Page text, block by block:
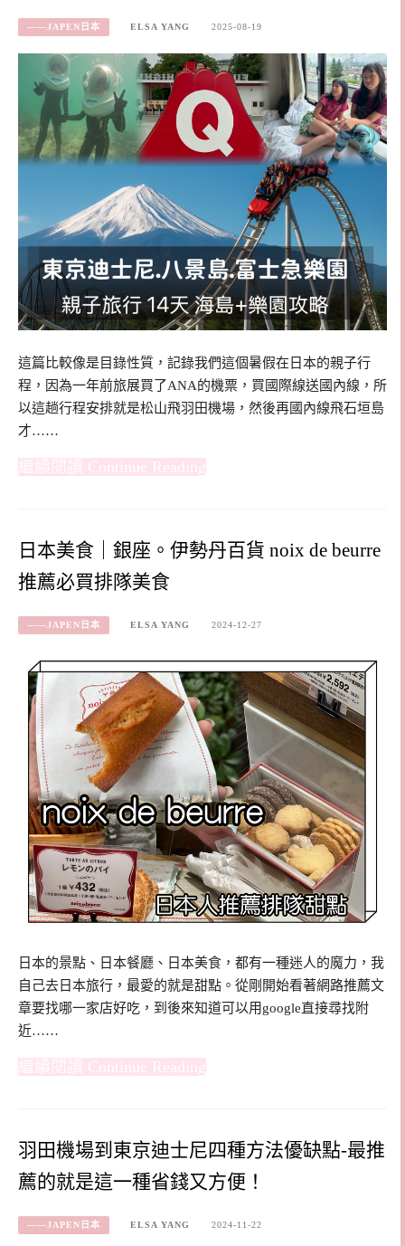
——JAPEN日本 ELSA YANG 2025-08-19
這篇比較像是目錄性質，記錄我們這個暑假在日本的親子行
程，因為一年前旅展買了ANA的機票，買國際線送國內線，所
以這趟行程安排就是松山飛羽田機場，然後再國內線飛石垣島
才……
Continue Reading
日本美食｜銀座。伊勢丹百貨 noix de beurre
推薦必買排隊美食
——JAPEN日本 ELSA YANG 2024-12-27
日本的景點、日本餐廳、日本美食，都有一種迷人的魔力，我
自己去日本旅行，最愛的就是甜點。從剛開始看著網路推薦文
章要找哪一家店好吃，到後來知道可以用google直接尋找附
近……
Continue Reading
羽田機場到東京迪士尼四種方法優缺點-最推
薦的就是這一種省錢又方便！
——JAPEN日本 ELSA YANG 2024-11-22